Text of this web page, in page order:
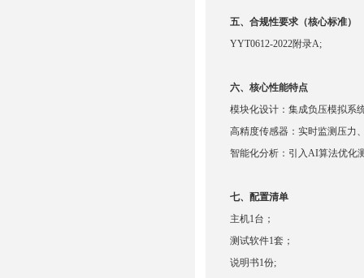
五、 合规性要求（核心标准）
YYT0612-2022附录A;
六、 核心性能特点
模块化设计‌：集成负压模拟系
高精度传感器‌：实时监测压力
智能化分析‌：引入AI算法优化
七、配置清单
主机1台；
测试软件1套；
说明书1份;